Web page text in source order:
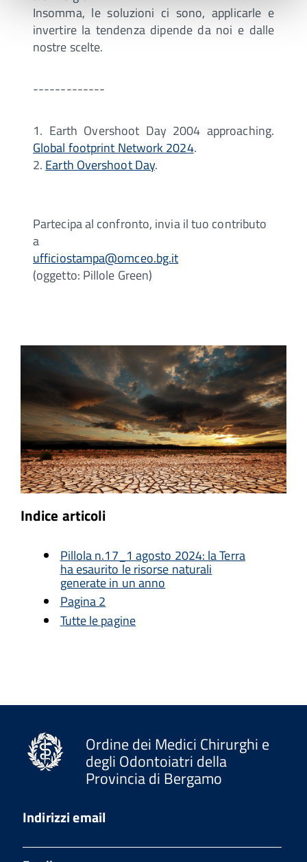
Insomma, le soluzioni ci sono, applicarle e
invertire la tendenza dipende da noi e dalle
nostre scelte.
-------------
1. Earth Overshoot Day 2004 approaching.
Global footprint Network 2024.
2. Earth Overshoot Day.
Partecipa al confronto, invia il tuo contributo
a
ufficiostampa@omceo.bg.it
(oggetto: Pillole Green)
Indice articoli
Pillola n.17_1 agosto 2024: la Terra
ha esaurito le risorse naturali
generate in un anno
Pagina 2
Tutte le pagine
Ordine dei Medici Chirurghi e
degli Odontoiatri della
Provincia di Bergamo
Indirizzi email